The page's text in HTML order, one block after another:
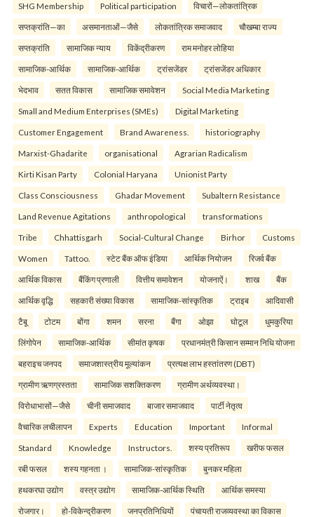
SHG Membership Political participation विचारों—लोकतांत्रिक
सप्तक्रांति—का असमानताओं—जैसे लोकतांत्रिक समाजवाद चौखम्बा राज्य
सप्तक्रांति सामाजिक न्याय विकेंद्रीकरण राम मनोहर लोहिया
सामाजिक-आर्थिक सामाजिक-आर्थिक ट्रांसजेंडर ट्रांसजेंडर अधिकार
भेदभाव सतत विकास सामाजिक समावेशन Social Media Marketing
Small and Medium Enterprises (SMEs) Digital Marketing
Customer Engagement Brand Awareness. historiography
Marxist-Ghadarite organisational Agrarian Radicalism
Kirti Kisan Party Colonial Haryana Unionist Party
Class Consciousness Ghadar Movement Subaltern Resistance
Land Revenue Agitations anthropological transformations
Tribe Chhattisgarh Social-Cultural Change Birhor Customs
Women Tattoo. स्टेट बैंक ऑफ इंडिया आर्थिक नियोजन रिजर्व बैंक
आर्थिक विकास बैंकिंग प्रणाली वित्तीय समावेशन योजनाऐं। शाख बैंक
आर्थिक वृद्धि सहकारी संख्या विकास सामाजिक-सांस्कृतिक ट्राइब आदिवासी
टैबू टोटम बोंगा शमन सरना बैंगा ओझा घोटूल धुमकुरिया
लिंगोपेन सामाजिक-आर्थिक सीमांत कृषक प्रधानमंत्री किसान सम्मान निधि योजना
बहराइच जनपद समाजशास्त्रीय मूल्यांकन प्रत्यक्ष लाभ हस्तांतरण (DBT)
ग्रामीण ऋणग्रस्तता सामाजिक सशक्तिकरण ग्रामीण अर्थव्यवस्था।
विरोधाभासों—जैसे चीनी समाजवाद बाजार समाजवाद पार्टी नेतृत्व
वैचारिक लचीलापन Experts Education Important Informal
Standard Knowledge Instructors. शस्य प्रतिरूप खरीफ फसल
रबी फसल शस्य गहनता । सामाजिक-सांस्कृतिक बुनकर महिला
हथकरघा उद्योग वस्त्र उद्योग सामाजिक-आर्थिक स्थिति आर्थिक समस्या
रोजगार। हो-विकेन्द्रीकरण जनप्रतिनिधियों पंचायती राजव्यवस्था का विकास